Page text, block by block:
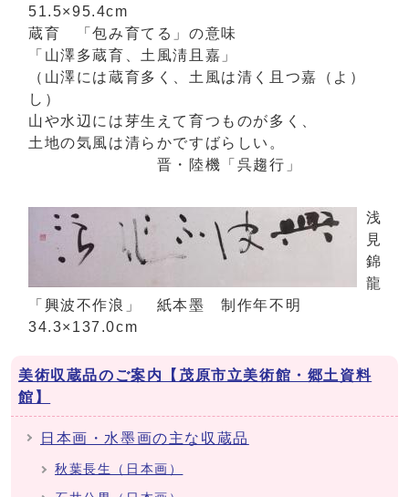
51.5×95.4cm
蔵育 「包み育てる」の意味
「山澤多蔵育、土風淸且嘉」
（山澤には蔵育多く、土風は清く且つ嘉（よ）
し）
山や水辺には芽生えて育つものが多く、
土地の気風は清らかですばらしい。
晋・陸機「呉趨行」
浅
見
錦
龍
「興波不作浪」 紙本墨 制作年不明
34.3×137.0cm
美術収蔵品のご案内【茂原市立美術館・郷土資料
館】
日本画・水墨画の主な収蔵品
秋葉長生（日本画）